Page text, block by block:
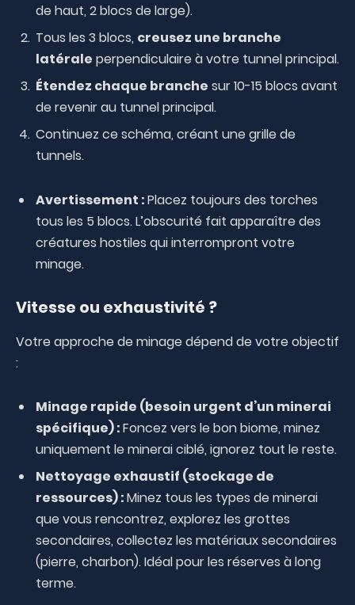
de haut, 2 blocs de large).
Tous les 3 blocs, creusez une branche
latérale perpendiculaire à votre tunnel principal.
Étendez chaque branche sur 10-15 blocs avant
de revenir au tunnel principal.
Continuez ce schéma, créant une grille de
tunnels.
Avertissement :Placez toujours des torches
tous les 5 blocs. L’obscurité fait apparaître des
créatures hostiles qui interrompront votre
minage.
Vitesse ou exhaustivité ?
Votre approche de minage dépend de votre objectif
:
Minage rapide (besoin urgent d’un minerai
spécifique) :Foncez vers le bon biome, minez
uniquement le minerai ciblé, ignorez tout le reste.
Nettoyage exhaustif (stockage de
ressources) :Minez tous les types de minerai
que vous rencontrez, explorez les grottes
secondaires, collectez les matériaux secondaires
(pierre, charbon). Idéal pour les réserves à long
terme.